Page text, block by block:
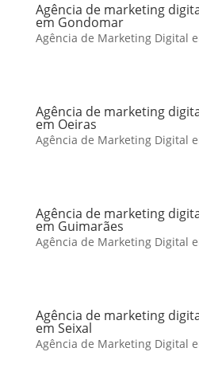
Agência de marketing
em Gondomar
Agência de Marketing Digital
Agência de marketing
em Oeiras
Agência de Marketing Digital
Agência de marketing
em Guimarães
Agência de Marketing Digital
Agência de marketing
em Seixal
Agência de Marketing Digital